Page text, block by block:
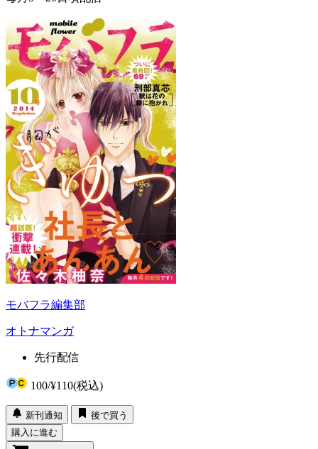
モバフラ編集部
オトナマンガ
先行配信
100/¥110(税込)
新刊通知
後で買う
購入に進む